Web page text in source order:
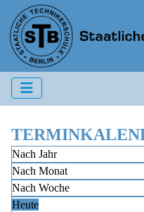
Nach Jahr
Nach Monat
Nach Woche
Heute